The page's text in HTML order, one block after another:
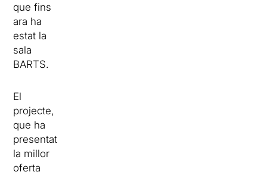
que fins
ara ha
estat la
sala
BARTS.
El
projecte,
que ha
presentat
la millor
oferta